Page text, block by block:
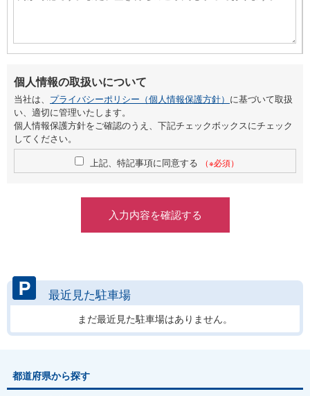
個人情報の取扱いについて
当社は、 プライバシーポリシー（個人情報保護方針） に基づいて取扱
い、適切に管理いたします。
個人情報保護方針をご確認のうえ、下記チェックボックスにチェック
してください。
上記、特記事項に同意する
（※必須）
最近見た駐車場
まだ最近見た駐車場はありません。
都道府県から探す